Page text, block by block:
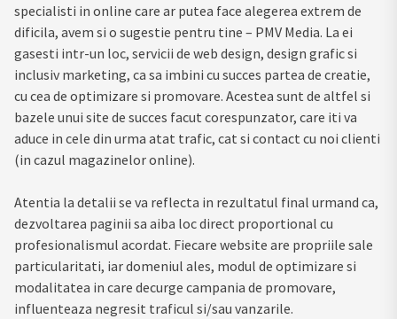
specialisti in online care ar putea face alegerea extrem de
dificila, avem si o sugestie pentru tine – PMV Media. La ei
gasesti intr-un loc, servicii de web design, design grafic si
inclusiv marketing, ca sa imbini cu succes partea de creatie,
cu cea de optimizare si promovare. Acestea sunt de altfel si
bazele unui site de succes facut corespunzator, care iti va
aduce in cele din urma atat trafic, cat si contact cu noi clienti
(in cazul magazinelor online).
Atentia la detalii se va reflecta in rezultatul final urmand ca,
dezvoltarea paginii sa aiba loc direct proportional cu
profesionalismul acordat. Fiecare website are propriile sale
particularitati, iar domeniul ales, modul de optimizare si
modalitatea in care decurge campania de promovare,
influenteaza negresit traficul si/sau vanzarile.